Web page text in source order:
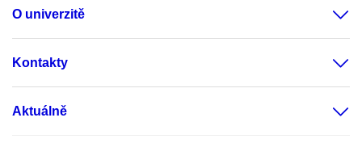
O univerzitě
Kontakty
Aktuálně